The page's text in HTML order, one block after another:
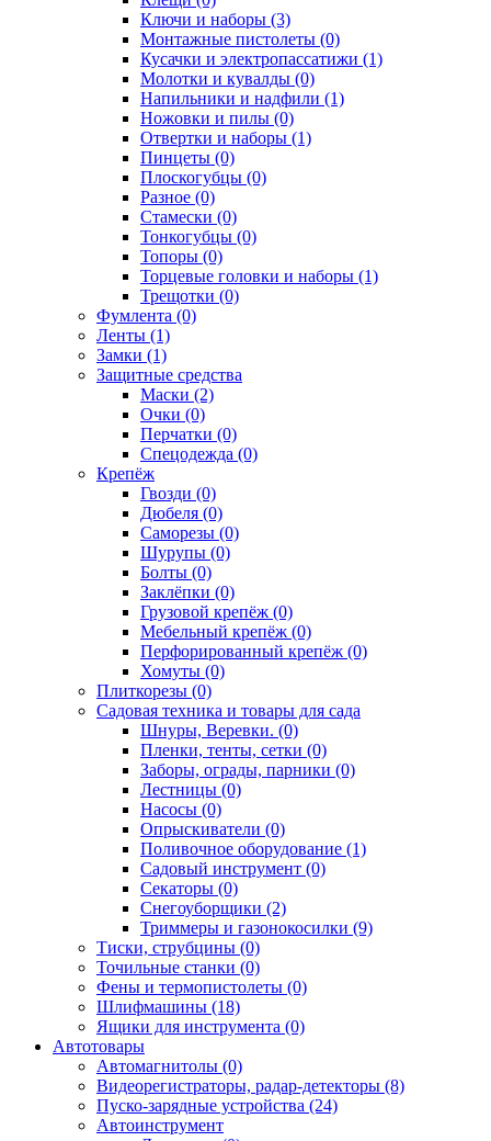
Ключи и наборы (3)
Монтажные пистолеты (0)
Кусачки и электропассатижи (1)
Молотки и кувалды (0)
Напильники и надфили (1)
Ножовки и пилы (0)
Отвертки и наборы (1)
Пинцеты (0)
Плоскогубцы (0)
Разное (0)
Стамески (0)
Тонкогубцы (0)
Топоры (0)
Торцевые головки и наборы (1)
Трещотки (0)
Фумлента (0)
Ленты (1)
Замки (1)
Защитные средства
Маски (2)
Очки (0)
Перчатки (0)
Спецодежда (0)
Крепёж
Гвозди (0)
Дюбеля (0)
Саморезы (0)
Шурупы (0)
Болты (0)
Заклёпки (0)
Грузовой крепёж (0)
Мебельный крепёж (0)
Перфорированный крепёж (0)
Хомуты (0)
Плиткорезы (0)
Садовая техника и товары для сада
Шнуры, Веревки. (0)
Пленки, тенты, сетки (0)
Заборы, ограды, парники (0)
Лестницы (0)
Насосы (0)
Опрыскиватели (0)
Поливочное оборудование (1)
Садовый инструмент (0)
Секаторы (0)
Снегоуборщики (2)
Триммеры и газонокосилки (9)
Тиски, струбцины (0)
Точильные станки (0)
Фены и термопистолеты (0)
Шлифмашины (18)
Ящики для инструмента (0)
Автотовары
Автомагнитолы (0)
Видеорегистраторы, радар-детекторы (8)
Пуско-зарядные устройства (24)
Автоинструмент